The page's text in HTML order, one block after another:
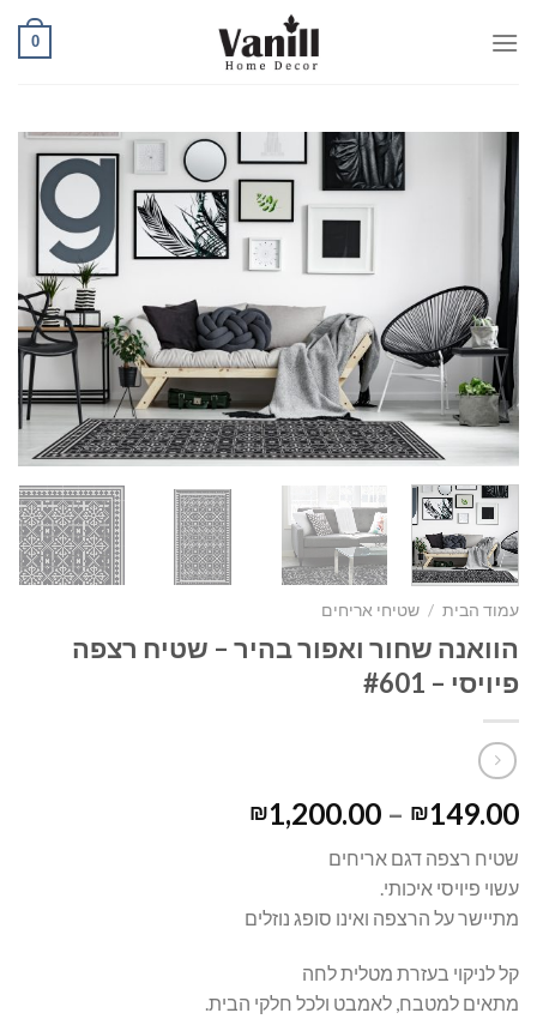
0
עמוד הבית / שטיחי אריחים
הוואנה שחור ואפור בהיר – שטיח רצפה
פיויסי – #601
₪149.00
–
₪1,200.00
שטיח רצפה דגם אריחים
עשוי פיויסי איכותי.
מתיישר על הרצפה ואינו סופג נוזלים
קל לניקוי בעזרת מטלית לחה
מתאים למטבח, לאמבט ולכל חלקי הבית.